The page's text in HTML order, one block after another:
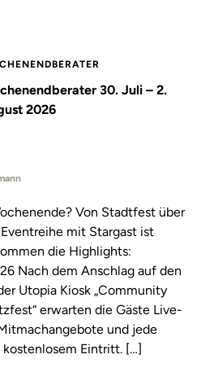
30. Juli – 2.
2026
Von Stadtfest über
mit Stargast ist
die Highlights:
Nach dem Anschlag auf den
Utopia Kiosk „Community
erwarten die Gäste Live-
und jede
Eintritt. […]